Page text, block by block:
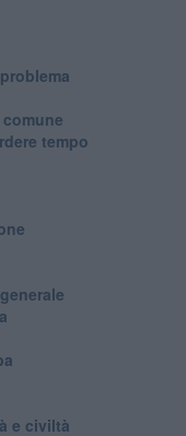
tempo
e civiltà